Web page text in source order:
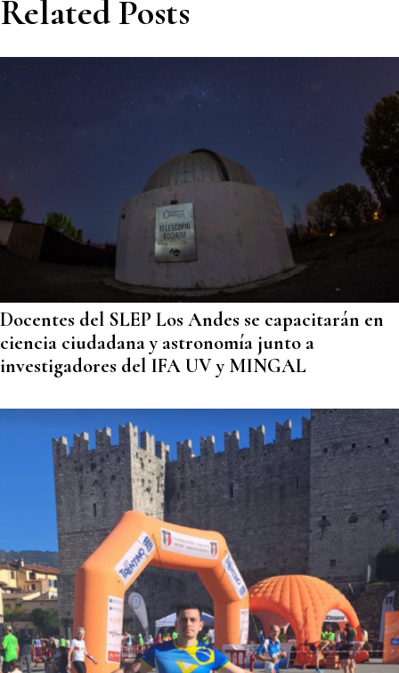
Related Posts
Docentes del SLEP Los Andes se capacitarán en
ciencia ciudadana y astronomía junto a
investigadores del IFA UV y MINGAL